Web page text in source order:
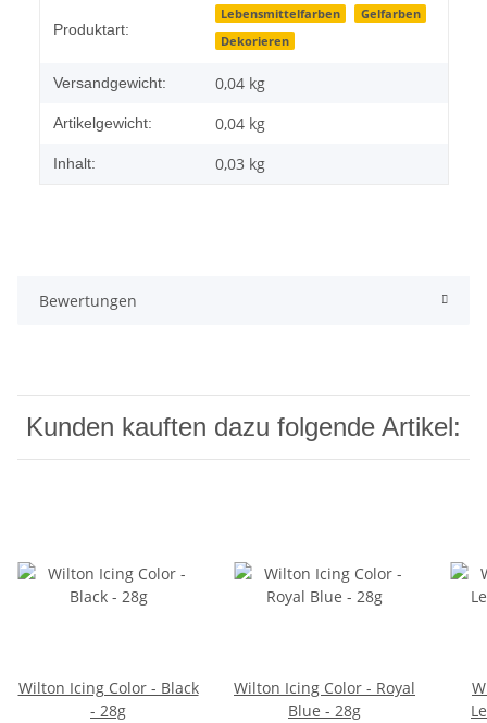
Produktart:
Lebensmittelfarben
Gelfarben
Dekorieren
Versandgewicht: 0,04 kg
Artikelgewicht: 0,04 kg
Inhalt: 0,03 kg
Bewertungen
Kunden kauften dazu folgende Artikel:
Wilton Icing Color - Black
- 28g
Wilton Icing Color - Royal
Blue - 28g